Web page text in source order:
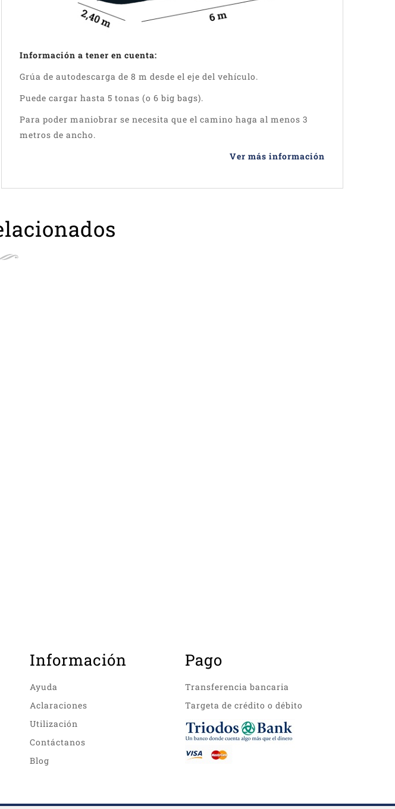
Información a tener en cuenta:
Grúa de autodescarga de 8 m desde el eje del vehículo.
Puede cargar hasta 5 tonas (o 6 big bags).
Para poder maniobrar se necesita que el camino haga al menos 3
metros de ancho.
Ver más información
Información
Ayuda
Aclaraciones
Utilización
Contáctanos
Blog
Pago
Transferencia bancaria
Targeta de crédito o débito